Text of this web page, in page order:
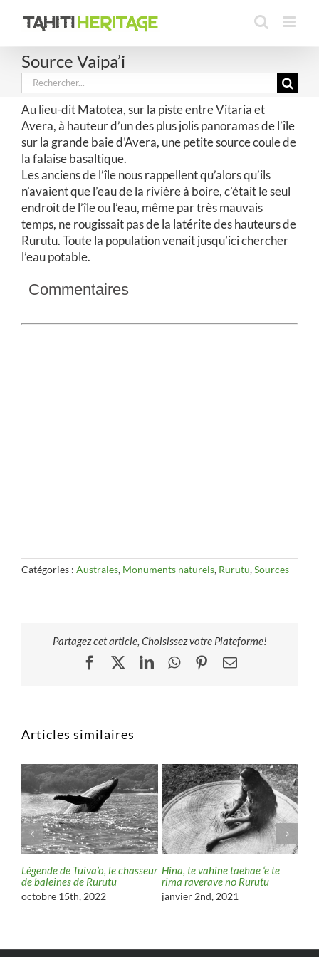
Source Vaipa’i
Rechercher:
Au lieu-dit Matotea, sur la piste entre Vitaria et
Avera, à hauteur d’un des plus jolis panoramas de l’île
sur la grande baie d’Avera, une petite source coule de
la falaise basaltique.
Les anciens de l’île nous rappellent qu’alors qu’ils
n’avaient que l’eau de la rivière à boire, c’était le seul
endroit de l’île ou l’eau, même par très mauvais
temps, ne rougissait pas de la latérite des hauteurs de
Rurutu. Toute la population venait jusqu’ici chercher
l’eau potable.
Commentaires
Catégories : Australes, Monuments naturels, Rurutu,Sources
Partagez cet article, Choisissez votre Plateforme!
Facebook
X LinkedInWhatsApp
Pinterest
Email
Articles similaires
Légende de Tuiva’o, le chasseur
de baleines de Rurutu
octobre 15th, 2022
Hina, te vahine taehae ‘e te
rima raverave nō Rurutu
janvier 2nd, 2021